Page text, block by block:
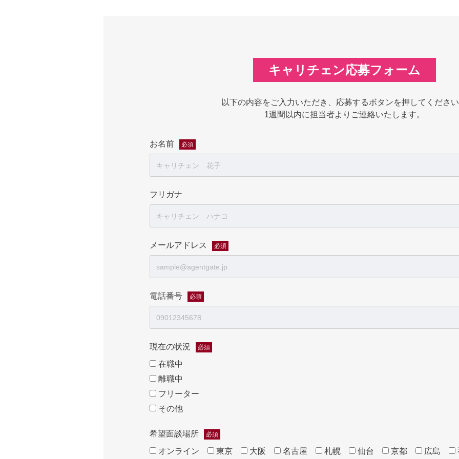
キャリチェン応募フォーム
以下の内容をご入力いただき、応募するボタンを押してくださ
1週間以内に担当者よりご連絡いたします。
お名前 必須
フリガナ
メールアドレス 必須
電話番号 必須
現在の状況 必須
在職中
離職中
フリーター
その他
希望面談場所 必須
オンライン 東京 大阪 名古屋 札幌 仙台 京都 広島